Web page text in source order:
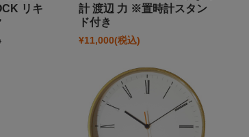
リキ
計 渡辺 力 ※置時計スタン
ド付き
¥11,000(税込)